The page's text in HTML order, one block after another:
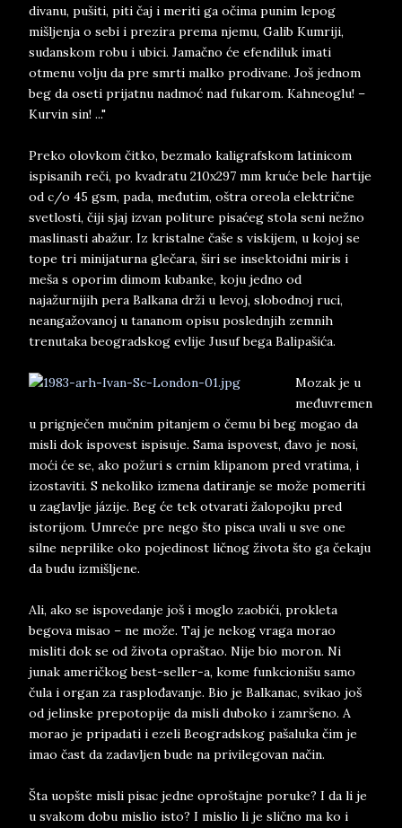
divanu, pušiti, piti čaj i meriti ga očima punim lepog
mišljenja o sebi i prezira prema njemu, Galib Kumriji,
sudanskom robu i ubici. Jamačno će efendiluk imati
otmenu volju da pre smrti malko prodivane. Još jednom
beg da oseti prijatnu nadmoć nad fukarom. Kahneoglu! –
Kurvin sin! ..."
Preko olovkom čitko, bezmalo kaligrafskom latinicom
ispisanih reči, po kvadratu 210x297 mm kruće bele hartije
od c/o 45 gsm, pada, međutim, oštra oreola električne
svetlosti, čiji sjaj izvan politure pisaćeg stola seni nežno
maslinasti abažur. Iz kristalne čaše s viskijem, u kojoj se
tope tri minijaturna glečara, širi se insektoidni miris i
meša s oporim dimom kubanke, koju jedno od
najažurnijih pera Balkana drži u levoj, slobodnoj ruci,
neangažovanoj u tananom opisu poslednjih zemnih
trenutaka beogradskog evlije Jusuf bega Balipašića.
Mozak je u
međuvremen
u prignječen mučnim pitanjem o čemu bi beg mogao da
misli dok ispovest ispisuje. Sama ispovest, đavo je nosi,
moći će se, ako požuri s crnim klipanom pred vratima, i
izostaviti. S nekoliko izmena datiranje se može pomeriti
u zaglavlje jázije. Beg će tek otvarati žalopojku pred
istorijom. Umreće pre nego što pisca uvali u sve one
silne neprilike oko pojedinost ličnog života što ga čekaju
da budu izmišljene.
Ali, ako se ispovedanje još i moglo zaobići, prokleta
begova misao – ne može. Taj je nekog vraga morao
misliti dok se od života opraštao. Nije bio moron. Ni
junak američkog best-seller-a, kome funkcionišu samo
čula i organ za rasplođavanje. Bio je Balkanac, svikao još
od jelinske prepotopije da misli duboko i zamršeno. A
morao je pripadati i ezeli Beogradskog pašaluka čim je
imao čast da zadavljen bude na privilegovan način.
Šta uopšte misli pisac jedne oproštajne poruke? I da li je
u svakom dobu mislio isto? I mislio li je slično ma ko i